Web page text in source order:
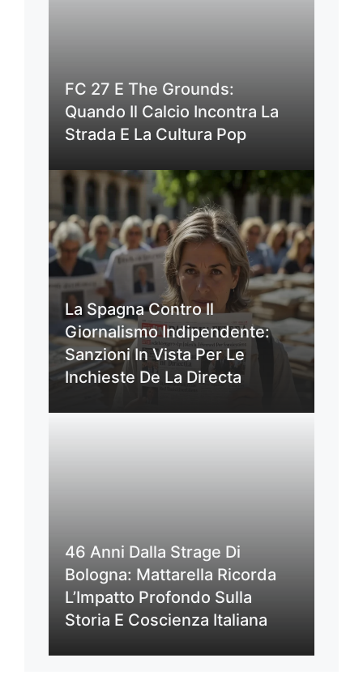
FC 27 E The Grounds:
Quando Il Calcio Incontra La
Strada E La Cultura Pop
La Spagna Contro Il
Giornalismo Indipendente:
Sanzioni In Vista Per Le
Inchieste De La Directa
46 Anni Dalla Strage Di
Bologna: Mattarella Ricorda
L’Impatto Profondo Sulla
Storia E Coscienza Italiana